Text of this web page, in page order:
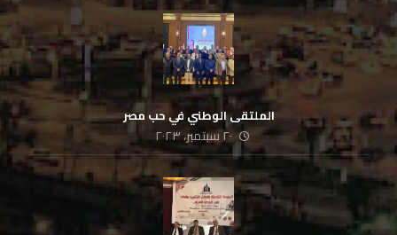
الملتقى الوطني في حب مصر
٢٠ سبتمبر، ٢٠٢٣